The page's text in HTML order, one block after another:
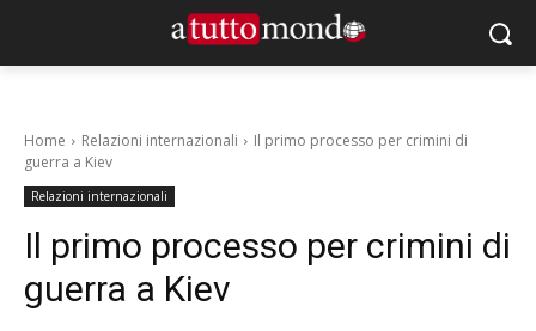
Home Relazioni internazionali
Il primo processo per crimini di
guerra a Kiev
Relazioni internazionali
Il primo processo per crimini di
guerra a Kiev